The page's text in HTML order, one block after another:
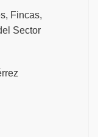
Fincas,
Sector